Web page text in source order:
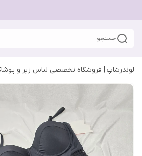
جستجو
لوندرشاپ | فروشگاه تخصصی لباس زیر و